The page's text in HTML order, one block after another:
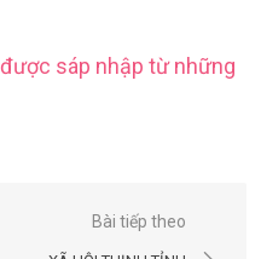
sáp nhập từ những
Bài tiếp theo